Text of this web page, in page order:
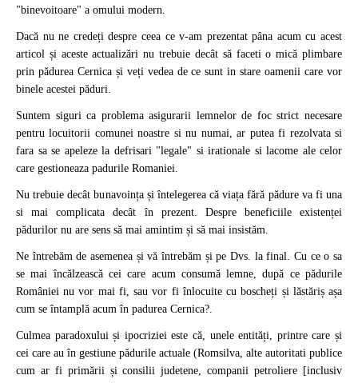
"binevoitoare" a omului modern.
Dacă nu ne credeți despre ceea ce v-am prezentat pâna acum cu acest
articol și aceste actualizări nu trebuie decât să faceti o mică plimbare
prin pădurea Cernica și veți vedea de ce sunt in stare oamenii care vor
binele acestei păduri.
Suntem siguri ca problema asigurarii lemnelor de foc strict necesare
pentru locuitorii comunei noastre si nu numai, ar putea fi rezolvata si
fara sa se apeleze la defrisari "legale" si irationale si lacome ale celor
care gestioneaza padurile Romaniei.
Nu trebuie decât bunavoința și întelegerea că viața fără pădure va fi una
si mai complicata decât în prezent. Despre beneficiile existenței
pădurilor nu are sens să mai amintim și să mai insistăm.
Ne întrebăm de asemenea și vă întrebăm și pe Dvs. la final. Cu ce o sa
se mai încălzească cei care acum consumă lemne, după ce pădurile
României nu vor mai fi, sau vor fi înlocuite cu boscheți și lăstăriș așa
cum se întamplă acum în padurea Cernica?.
Culmea paradoxului și ipocriziei este că, unele entități, printre care și
cei care au în gestiune pădurile actuale (Romsilva, alte autoritati publice
cum ar fi primării și consilii judetene, companii petroliere [inclusiv